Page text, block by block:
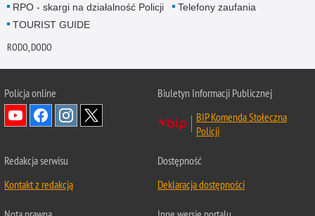
RPO - skargi na działalność Policji
Telefony zaufania
TOURIST GUIDE
RODO, DODO
Policja online
Biuletyn Informacji Publicznej
BIP Komenda Stołeczna
Policji
Redakcja serwisu
Kontakt z redakcją
Dostępność
Deklaracja dostępności